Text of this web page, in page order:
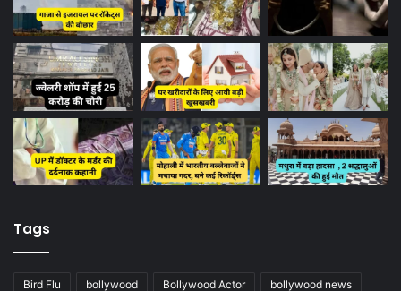
Tags
Bird Flu bollywood Bollywood Actor bollywood news